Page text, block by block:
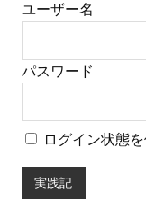
ユーザー名
パスワード
ログイン状態
実践記